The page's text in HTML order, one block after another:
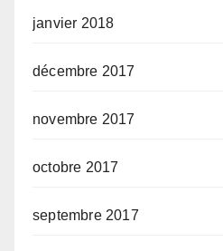
janvier 2018
décembre 2017
novembre 2017
octobre 2017
septembre 2017